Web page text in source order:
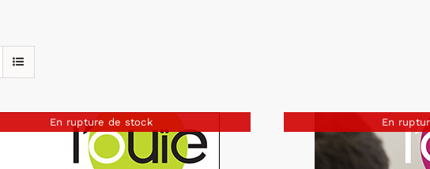
En rupture de stock En